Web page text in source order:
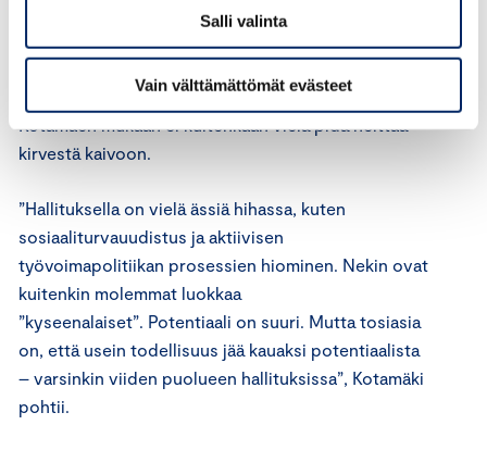
Salli valinta
Vain välttämättömät evästeet
toimeenpano vie aina oman
aikansa
kirvestä kaivoon.
”Hallituksella on vielä ässiä hihassa, kuten
sosiaaliturvauudistus ja aktiivisen
työvoimapolitiikan prosessien hiominen. Nekin ovat
kuitenkin molemmat luokkaa
”kyseenalaiset”. Potentiaali on suuri. Mutta tosiasia
on, että usein todellisuus jää kauaksi potentiaalista
– varsinkin viiden puolueen hallituksissa”, Kotamäki
pohtii.